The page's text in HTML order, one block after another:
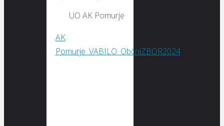
UO AK Pomurje
AK
Pomurje_VABILO_ObčniZBOR2024